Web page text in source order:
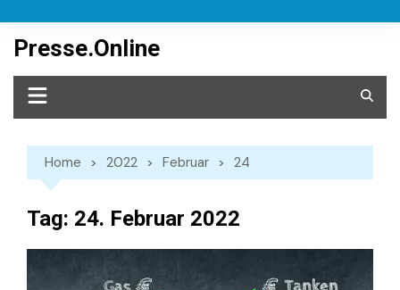
content
Presse.Online
Home 2022 Februar 24
Tag: 24. Februar 2022